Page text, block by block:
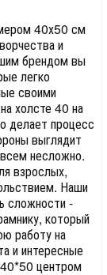
40х50 см
и
брендом вы
легко
своими
холсте 40 на
делает процесс
выглядит
несложно.
взрослых,
Наши
сложности -
который
работу на
и интересные
центром